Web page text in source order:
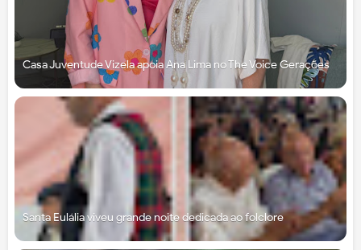
Casa Juventude Vizela apoia Ana Lima no The Voice Gerações
Santa Eulália viveu grande noite dedicada ao folclore